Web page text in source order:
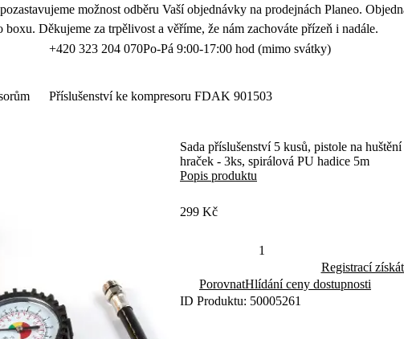
možnost odběru Vaší objednávky na prodejnách Planeo.
boxu. Děkujeme za trpělivost a věříme, že nám zachováte přízeň i nadále.
+420 323 204 070Po-Pá 9:00-17:00 hod (mimo svátky)
Příslušenství ke kompresoru FDAK 901503
Sada příslušenství 5 kusů, pistole na
hraček - 3ks, spirálová PU hadice 5m
Popis produktu
299 Kč
Registrací
PorovnatHlídání ceny dostupnosti
ID Produktu: 50005261